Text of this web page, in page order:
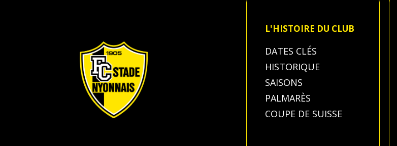
L'HISTOIRE DU CLUB
DATES CLÉS
HISTORIQUE
SAISONS
PALMARÈS
COUPE DE SUISSE